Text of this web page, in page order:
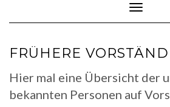
Toggle
FRÜHERE
Hier mal eine Übersicht der
bekannten Personen auf